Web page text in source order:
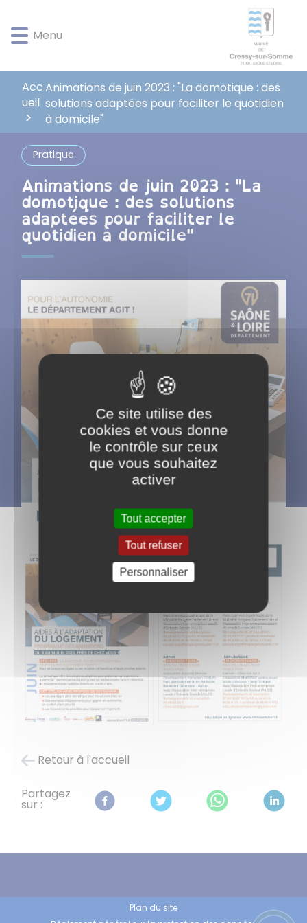
d'accès
rapide
menu
d'accès
rapide
contenu
principal
d'accès
rapide
la
recherche
d'accès
rapide
pied
page
Menu
Acc
ueil
Animations de juin 2023 : "La domotique : des
solutions adaptées pour faciliter le quotidien
à domicile"
Pratique
Animations de juin 2023 : "La
domotique : des solutions
adaptées pour faciliter le
quotidien à domicile"
Retour à l'accueil
Partagez
sur :
Plan du site
Ce site utilise des
cookies et vous donne
le contrôle sur ceux
que vous souhaitez
activer
Tout accepter
Tout refuser
Personnaliser